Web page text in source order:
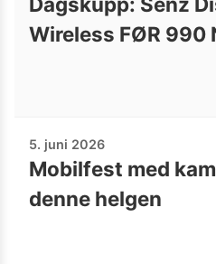
Wireless FØR 990
5. juni 2026
Mobilfest med
denne helgen